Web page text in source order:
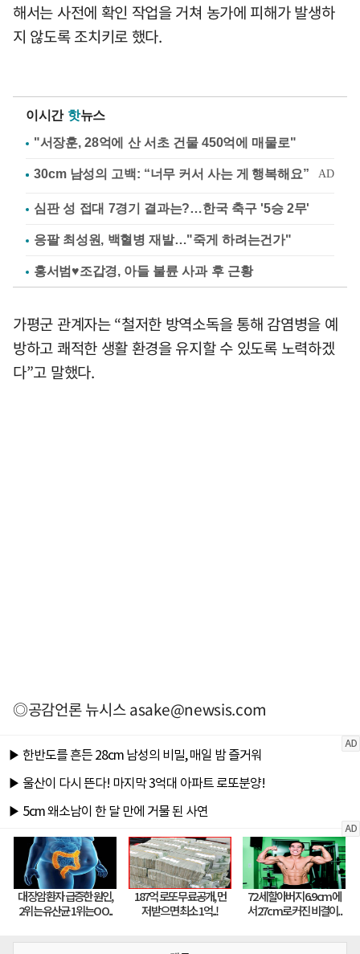
해서는 사전에 확인 작업을 거쳐 농가에 피해가 발생하
지 않도록 조치키로 했다.
이시간 핫뉴스
"서장훈, 28억에 산 서초 건물 450억에 매물로"
심판 성 접대 7경기 결과는?…한국 축구 '5승 2무'
응팔 최성원, 백혈병 재발…"죽게 하려는건가"
홍서범♥조갑경, 아들 불륜 사과 후 근황
가평군 관계자는 “철저한 방역소독을 통해 감염병을 예
방하고 쾌적한 생활 환경을 유지할 수 있도록 노력하겠
다”고 말했다.
◎공감언론 뉴시스asake@newsis.com